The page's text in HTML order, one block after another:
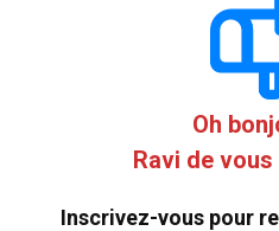
Oh
Ravi de
Inscrivez-vous pour